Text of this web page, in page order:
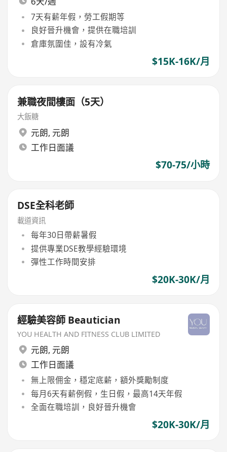
7天有薪年假，勞工假期等
良好晉升機會，提供在職培訓
倉庫氛圍佳，設有冷氣
$15K-16K/月
兼職夜間樓面（5天）
大飯糖
元朗, 元朗
工作日面議
$70-75/小時
DSE全科老師
載道資訊
每年30日帶薪暑假
提供專業DSE教學經驗環境
彈性工作時間安排
$20K-30K/月
經驗美容師 Beautician
YOU HEALTH AND FITNESS CLUB LIMITED
元朗, 元朗
工作日面議
無上限佣金，穩定底薪，額外獎勵制度
每月6天有薪例假，生日假，最高14天年假
全面在職培訓，良好晉升機會
$20K-30K/月